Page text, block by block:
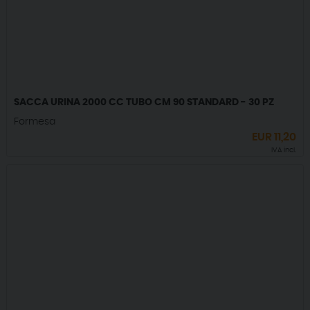
SACCA URINA 2000 CC TUBO CM 90 STANDARD - 30 PZ
Formesa
EUR11,20
IVA incl.